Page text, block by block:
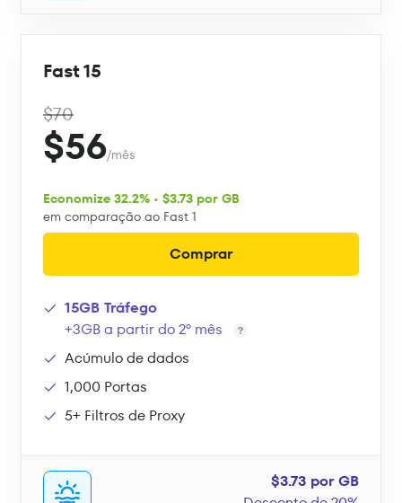
Fast 15
$70
$56/mês
Economize 32.2% • $3.73 por GB
em comparação ao Fast 1
Comprar
15GB Tráfego
+3GB a partir do 2º mês
Acúmulo de dados
1,000 Portas
5+ Filtros de Proxy
$3.73 por GB